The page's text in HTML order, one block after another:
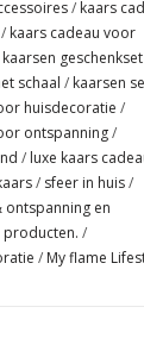
/ kaars
/ kaars cadeau voor
kaarsen geschenkset
schaal / kaarsen
huisdecoratie /
ontspanning/
/ luxe kaars
/ sfeer in huis/
ontspanning en
producten. /
/ My flame